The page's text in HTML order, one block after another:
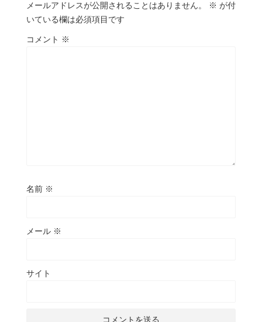
メールアドレスが公開されることはありません。 ※ が付
いている欄は必須項目です
コメント ※
名前 ※
メール ※
サイト